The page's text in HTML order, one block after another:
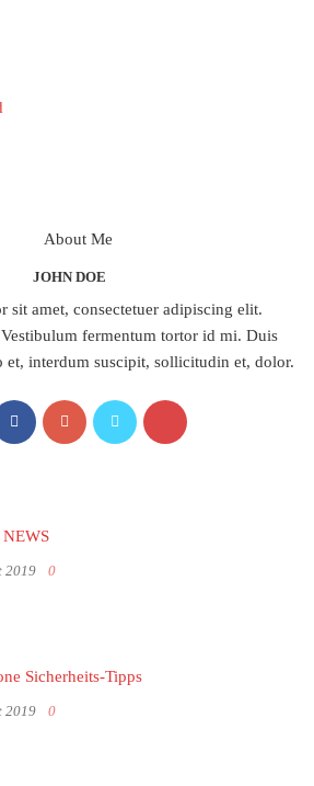
JOHN DOE
sit amet, consectetuer adipiscing elit.
fermentum tortor id mi. Duis
et, interdum suscipit, sollicitudin et, dolor.
2019 0
Sicherheits-Tipps
2019 0